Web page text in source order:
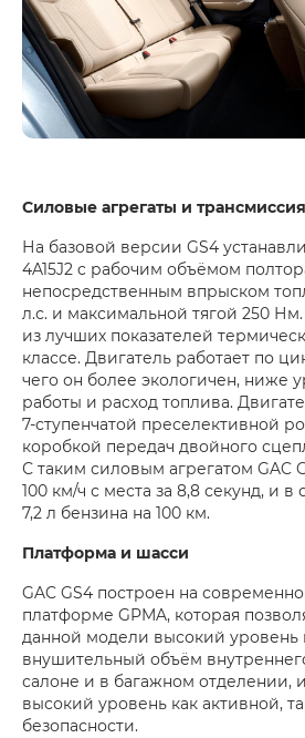
Силовые агрегаты и трансмиссия
На базовой версии GS4
4A15J2 c рабочим объёмом
непосредственным впрыском
л.с. и максимальной тягой 250
из лучших показателей
классе. Двигатель работает по
чего он более экологичен, ниже
работы и расход топлива.
7-ступенчатой преселективной
коробкой передач двойного
С таким силовым агрегатом GAC
100 км/ч с места за 8,8 секунд, и
7,2 л бензина на 100 км.
Платформа и шасси
GAC GS4 построен на
платформе GPMA, которая
данной модели высокий уровень
внушительный объём
салоне и в багажном отделении,
высокий уровень как активной,
безопасности.